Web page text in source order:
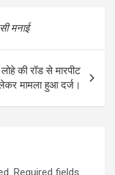
मनाई
की रॉड से मारपीट
मामला हुआ दर्ज।
Required fields